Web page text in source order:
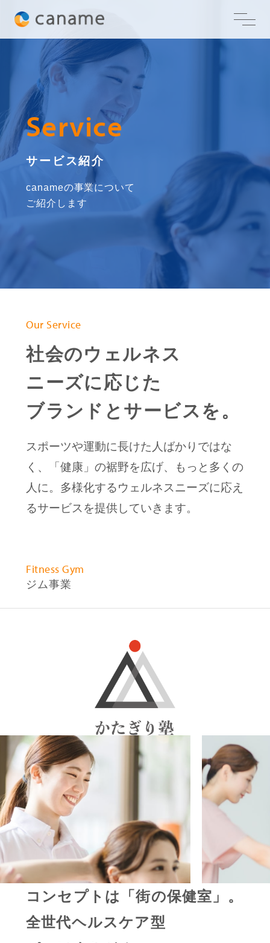
Service
サービス紹介
canameの事業について
ご紹介します
Our Service
社会のウェルネス
ニーズに応じた
ブランドとサービスを。
スポーツや運動に長けた人ばかりではな
く、「健康」の裾野を広げ、もっと多くの
人に。 多様化するウェルネスニーズに応え
るサービスを提供していきます。
Fitness Gym
ジム事業
コンセプトは「街の保健室」。
全世代ヘルスケア型